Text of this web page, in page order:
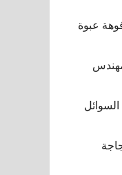
عبوة